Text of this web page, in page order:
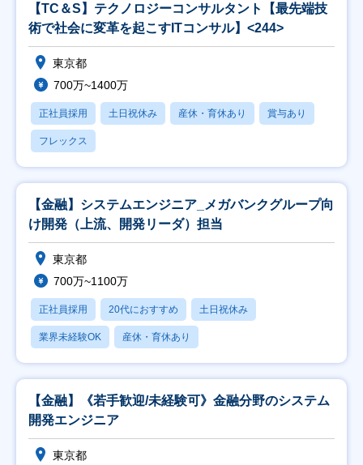
【TC＆S】テクノロジーコンサルタント【最先端技
術で社会に変革を起こすITコンサル】<244>
東京都
700万~1400万
正社員採用 土日祝休み 産休・育休あり 賞与あり
フレックス
【金融】システムエンジニア_メガバンクグループ向
け開発（上流、開発リーダ）担当
東京都
700万~1100万
正社員採用 20代におすすめ 土日祝休み
業界未経験OK 産休・育休あり
【金融】《若手歓迎/未経験可》金融分野のシステム
開発エンジニア
東京都